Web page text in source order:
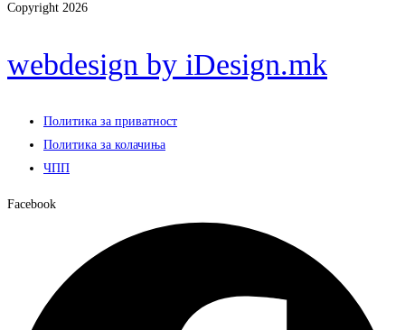
Copyright 2026
webdesign by iDesign.mk
Политика за приватност
Политика за колачиња
ЧПП
Facebook